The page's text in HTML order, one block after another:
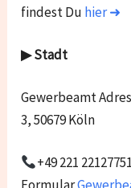
findest Du hier ➜
▶ Stadt
Gewerbeamt
3, 50679 Köln
+49 221